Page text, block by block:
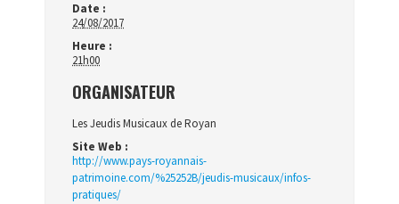
Date :
24/08/2017
Heure :
21h00
ORGANISATEUR
Les Jeudis Musicaux de Royan
Site Web :
http://www.pays-royannais-
patrimoine.com/%25252B/jeudis-musicaux/infos-
pratiques/